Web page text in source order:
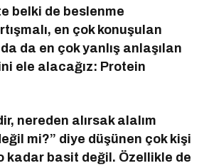
belki de beslenme
en çok konuşulan
da en çok yanlış anlaşılan
ele alacağız: Protein
nereden alırsak alalım
mi?” diye düşünen çok kişi
kadar basit değil. Özellikle de